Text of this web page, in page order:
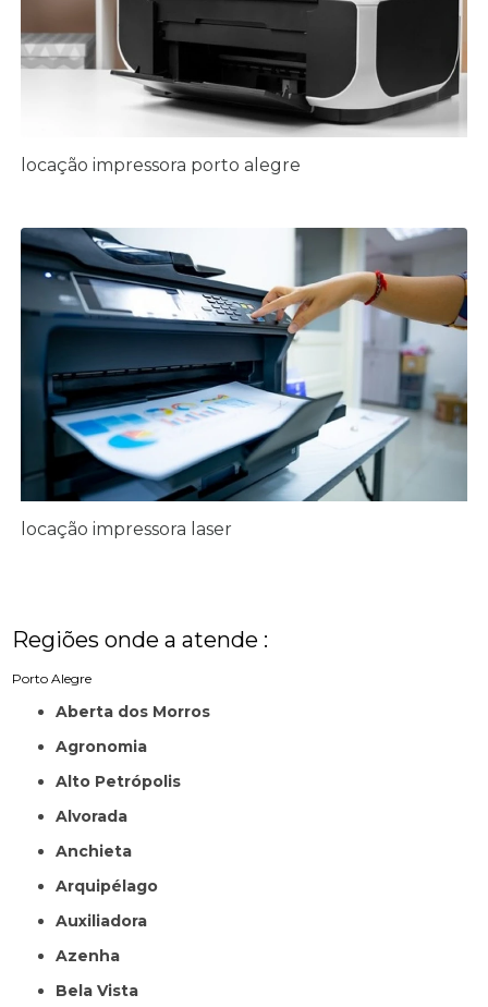
locação impressora porto alegre
locação impressora laser
Regiões onde a atende :
Porto Alegre
Aberta dos Morros
Agronomia
Alto Petrópolis
Alvorada
Anchieta
Arquipélago
Auxiliadora
Azenha
Bela Vista